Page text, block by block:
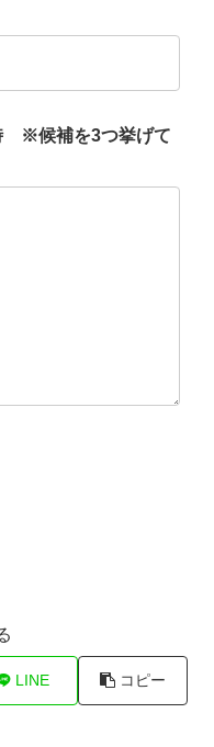
※候補を3つ挙げて
LINE コピー